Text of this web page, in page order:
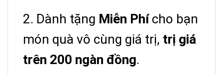
2. Dành tặng Miễn Phícho bạn
món quà vô cùng giá trị, trị giá
trên 200 ngàn đồng.